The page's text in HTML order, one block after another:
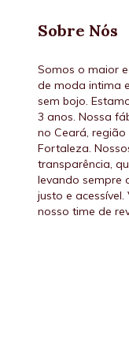
Sobre Nós
Somos o maior
de moda intima
sem bojo.
3 anos. Nossa
no Ceará,
Fortaleza.
transparência,
levando sempre
justo e
nosso time de